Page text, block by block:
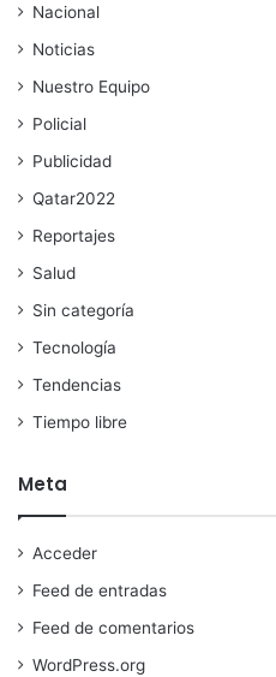
Nacional
Noticias
Nuestro Equipo
Policial
Publicidad
Qatar2022
Reportajes
Salud
Sin categoría
Tecnología
Tendencias
Tiempo libre
Meta
Acceder
Feed de entradas
Feed de comentarios
WordPress.org